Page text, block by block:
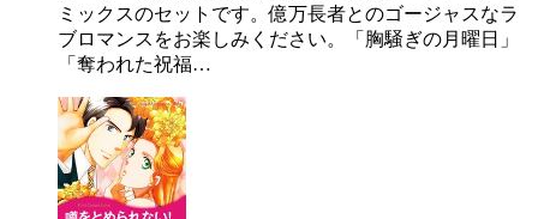
ミックスのセットです。億万長者とのゴージャスなラ
ブロマンスをお楽しみください。「胸騒ぎの月曜日」
「奪われた祝福…